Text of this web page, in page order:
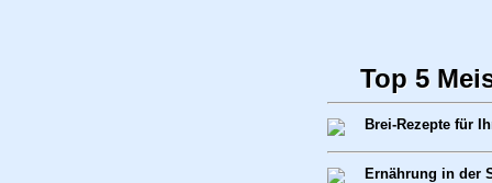
Top 5
Brei-Rezepte für
Ernährung in der